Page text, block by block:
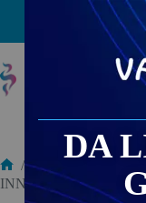
/ Punjivi modeli
INNOKIN KLYPSE
DA